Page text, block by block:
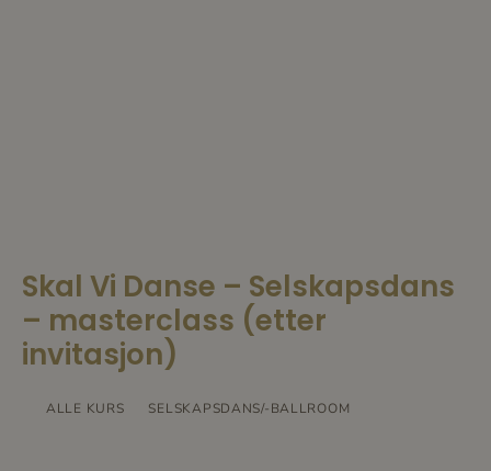
Skal Vi Danse – Selskapsdans
– masterclass (etter
invitasjon)
ALLE KURS SELSKAPSDANS/-BALLROOM